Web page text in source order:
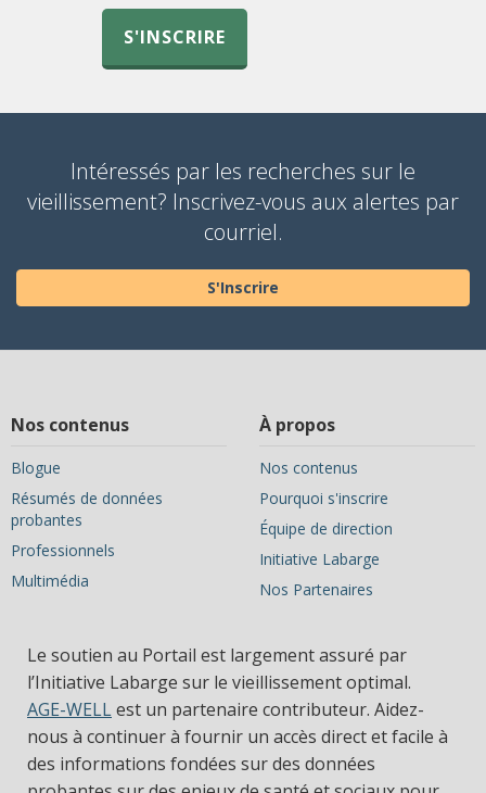
S'INSCRIRE
Intéressés par les recherches sur le
vieillissement? Inscrivez-vous aux alertes par
courriel.
S'Inscrire
Nos contenus
Blogue
Résumés de données
probantes
Professionnels
Multimédia
À propos
Nos contenus
Pourquoi s'inscrire
Équipe de direction
Initiative Labarge
Nos Partenaires
Le soutien au Portail est largement assuré par
l’Initiative Labarge sur le vieillissement optimal.
AGE-WELLest un partenaire contributeur. Aidez-
nous à continuer à fournir un accès direct et facile à
des informations fondées sur des données